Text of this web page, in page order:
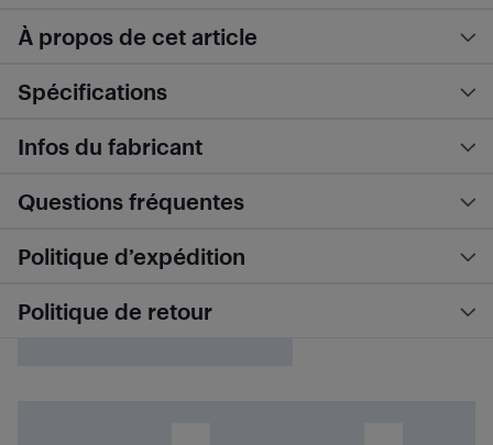
À propos de cet article
Spécifications
Infos du fabricant
Questions fréquentes
Politique d’expédition
Politique de retour